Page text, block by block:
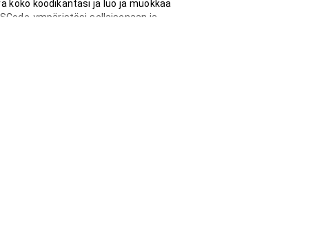
koko koodikantasi ja luo ja muokkaa
ympäristösi sellaisenaan ja se